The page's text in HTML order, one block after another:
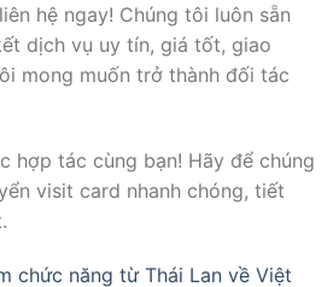
hệ ngay! Chúng tôi luôn sẵn
dịch vụ uy tín, giá tốt, giao
mong muốn trở thành đối tác
hợp tác cùng bạn! Hãy để chúng
visit card nhanh chóng, tiết
chức năng từ Thái Lan về Việt